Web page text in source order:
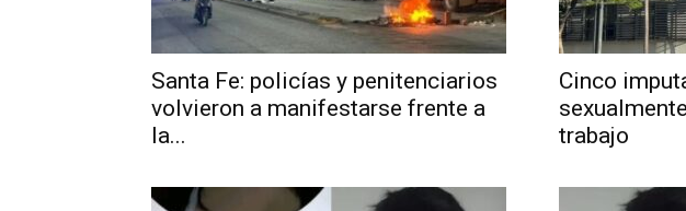
Santa Fe: policías y penitenciarios
volvieron a manifestarse frente a
la...
Cinco
trabajo